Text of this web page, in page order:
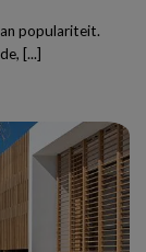
populariteit.
[...]